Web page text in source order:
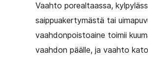
Vaahto porealtaassa,
saippuakertymästä tai
vaahdonpoistoaine toimii
vaahdon päälle, ja vaahto